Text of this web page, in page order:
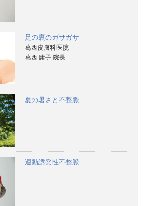
足の裏のガサガサ
葛西皮膚科医院
葛西 庸子 院長
夏の暑さと不整脈
運動誘発性不整脈